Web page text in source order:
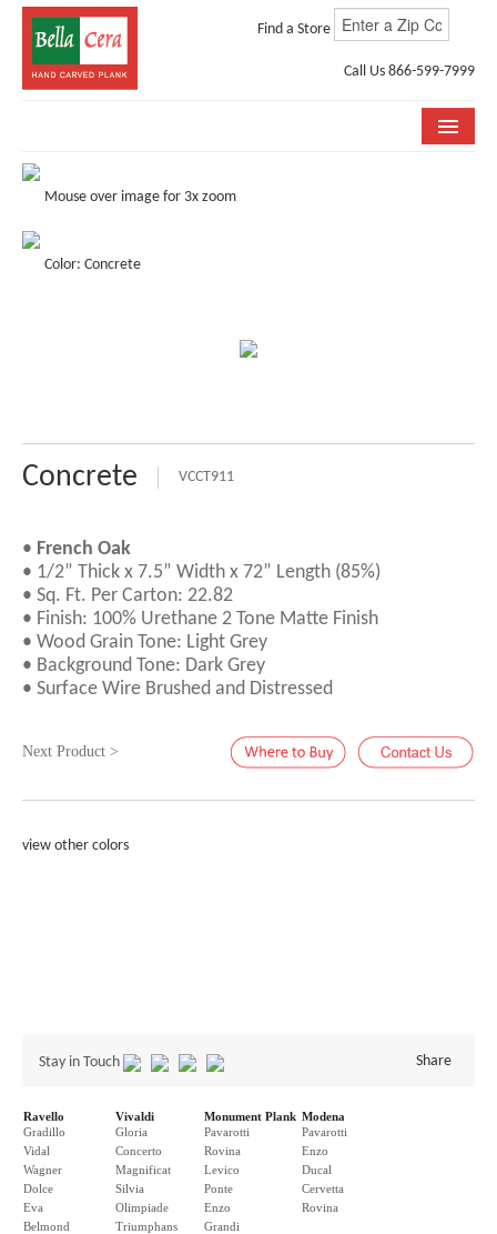
Find a Store
Call Us 866-599-7999
COLLECTIONS
STORE LOCATOR
Mouse over image for 3x zoom
Color: Concrete
Concrete VCCT911
• French Oak
• 1/2” Thick x 7.5” Width x 72” Length (85%)
• Sq. Ft. Per Carton: 22.82
• Finish: 100% Urethane 2 Tone Matte Finish
• Wood Grain Tone: Light Grey
• Background Tone: Dark Grey
• Surface Wire Brushed and Distressed
Next Product >
view other colors
Stay in Touch Share
Ravello
Gradillo
Vidal
Wagner
Dolce
Eva
Belmond
Vivaldi
Gloria
Concerto
Magnificat
Silvia
Olimpiade
Triumphans
Monument Plank
Pavarotti
Rovina
Levico
Ponte
Enzo
Grandi
Modena
Pavarotti
Enzo
Ducal
Cervetta
Rovina